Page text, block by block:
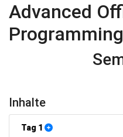
Advanced
Programming
Inhalte
Tag 1